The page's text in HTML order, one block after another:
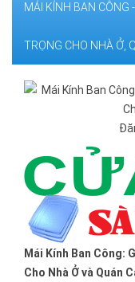
MÁI KÍNH BAN CÔNG
TRỌNG CHO NHÀ Ở,
Mái Kính Ban Công:
Cho Nhà Ở và Quán